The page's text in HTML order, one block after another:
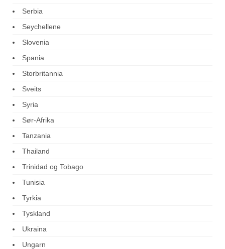
Serbia
Seychellene
Slovenia
Spania
Storbritannia
Sveits
Syria
Sør-Afrika
Tanzania
Thailand
Trinidad og Tobago
Tunisia
Tyrkia
Tyskland
Ukraina
Ungarn